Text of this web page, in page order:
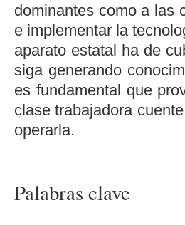
dominantes como a las
e implementar la
aparato estatal ha de
siga generando
es fundamental que
clase trabajadora
operarla.
Palabras clave